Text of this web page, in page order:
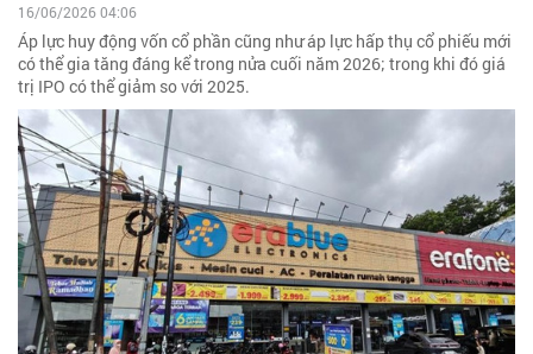
16/06/2026 04:06
Áp lực huy động vốn cổ phần cũng như áp lực hấp thụ cổ phiếu mới
có thể gia tăng đáng kể trong nửa cuối năm 2026; trong khi đó giá
trị IPO có thể giảm so với 2025.